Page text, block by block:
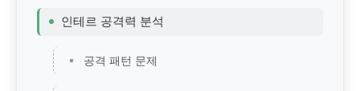
인테르 공격력 분석
공격 패턴 문제